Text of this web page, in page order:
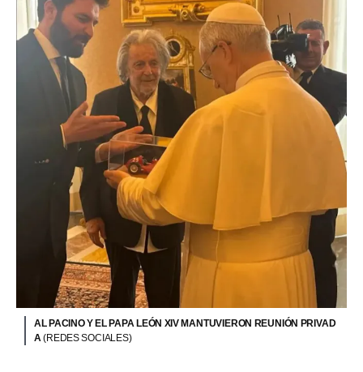
AL PACINO Y EL PAPA LEÓN XIV MANTUVIERON REUNIÓN PRIVAD
A(REDES SOCIALES)